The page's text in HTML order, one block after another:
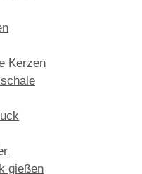
Kerzen
gießen